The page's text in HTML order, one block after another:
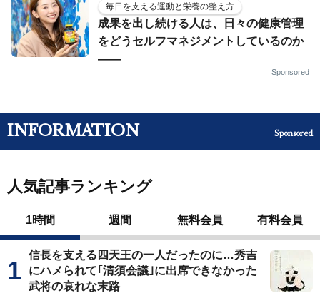
毎日を支える運動と栄養の整え方
成果を出し続ける人は、日々の健康管理
をどうセルフマネジメントしているのか
——
Sponsored
INFORMATION Sponsored
人気記事ランキング
1時間 週間 無料会員 有料会員
信長を支える四天王の一人だったのに…秀吉
にハメられて｢清須会議｣に出席できなかった
武将の哀れな末路